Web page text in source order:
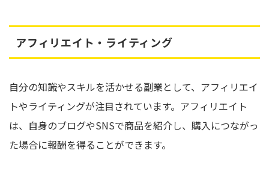
アフィリエイト・ライティング
自分の知識やスキルを活かせる副業として、アフィリエイ
トやライティングが注目されています。アフィリエイト
は、自身のブログやSNSで商品を紹介し、購入につながっ
た場合に報酬を得ることができます。